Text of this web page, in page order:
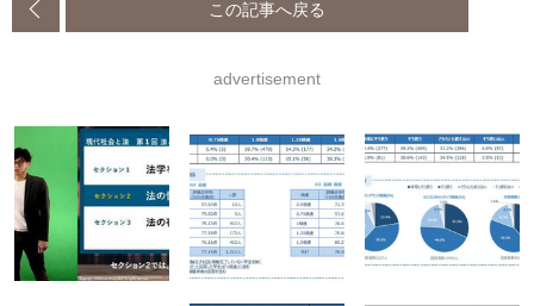
この記事へ戻る
advertisement